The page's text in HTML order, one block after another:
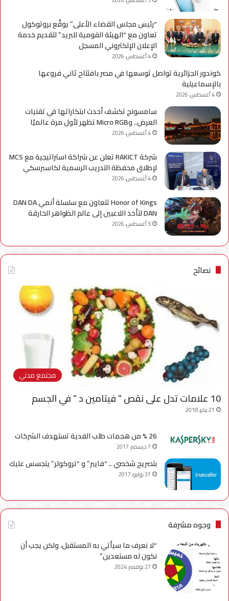
“رئيس مجلس القضاء الأعلى” يوقّع بروتوكول
تعاون مع “الهيئة القومية للبريد” لتقديم خدمة
الإعلان الإلكتروني المسجل
4 أغسطس، 2026
كوندور الجزائرية تواصل توسعها في مصر بافتتاح ثاني فروعها
بالإسماعيلية
4 أغسطس، 2026
سامسونج تكشف أحدث ابتكاراتها في تقنيات
العرض.. وMicro RGB تظهر لأول مرة عالميًا
4 أغسطس، 2026
شركة RAKICT تعلن عن شراكة استراتيجية مع MCS
لإطلاق محفظة التدريب الرسمية لكاسبرسكي
4 أغسطس، 2026
Honor of Kings تتعاون مع سلسلة أنمي DAN DA
DAN لتأخذ اللاعبين إلى عالم الظواهر الخارقة
3 أغسطس، 2026
نصائح
مجتمع مدني
10 علامات تدل على نقص ” فيتامين د ” في الجسم
21 يناير، 2018
26 % من هجمات طلب الفدية تستهدف الشركات
7 ديسمبر، 2017
بتصريح شخصي .. “فايبر” و “تروكولر” يتجسس عليك
31 يوليو، 2017
وجوه مشرفة
“لا نعرف ما سيأتي به المستقبل، ولكن يجب أن
نكون له مستعدين”
27 نوفمبر، 2024